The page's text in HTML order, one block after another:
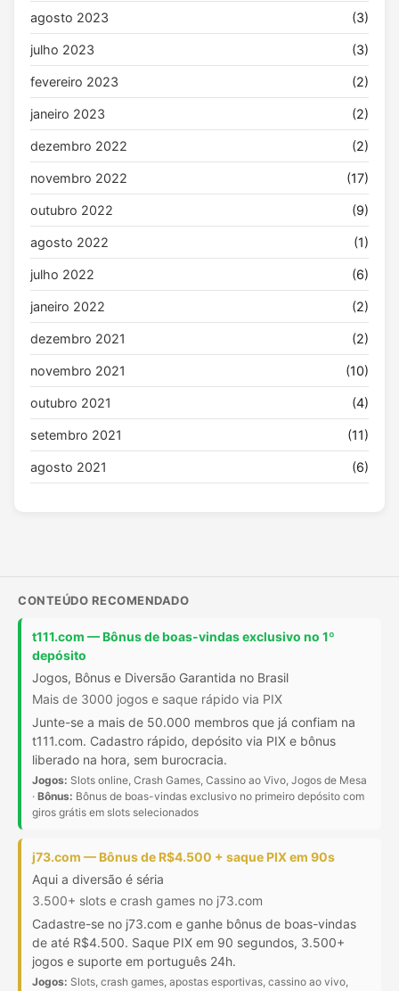
agosto 2023 (3)
julho 2023 (3)
fevereiro 2023 (2)
janeiro 2023 (2)
dezembro 2022 (2)
novembro 2022 (17)
outubro 2022 (9)
agosto 2022 (1)
julho 2022 (6)
janeiro 2022 (2)
dezembro 2021 (2)
novembro 2021 (10)
outubro 2021 (4)
setembro 2021 (11)
agosto 2021 (6)
CONTEÚDO RECOMENDADO
t111.com — Bônus de boas-vindas exclusivo no 1º
depósito
Jogos, Bônus e Diversão Garantida no Brasil
Mais de 3000 jogos e saque rápido via PIX
Junte-se a mais de 50.000 membros que já confiam na
t111.com. Cadastro rápido, depósito via PIX e bônus
liberado na hora, sem burocracia.
Jogos: Slots online, Crash Games, Cassino ao Vivo, Jogos de Mesa
· Bônus: Bônus de boas-vindas exclusivo no primeiro depósito com
giros grátis em slots selecionados
j73.com — Bônus de R$4.500 + saque PIX em 90s
Aqui a diversão é séria
3.500+ slots e crash games no j73.com
Cadastre-se no j73.com e ganhe bônus de boas-vindas
de até R$4.500. Saque PIX em 90 segundos, 3.500+
jogos e suporte em português 24h.
Jogos: Slots, crash games, apostas esportivas, cassino ao vivo,